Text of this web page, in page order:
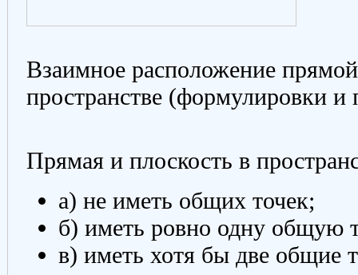
Взаимное расположение
пространстве (формулировки
Прямая и плоскость в
а) не иметь общих точек;
б) иметь ровно одну общую
в) иметь хотя бы две общие